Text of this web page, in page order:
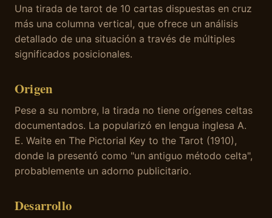
Una tirada de tarot de 10 cartas dispuestas en cruz
más una columna vertical, que ofrece un análisis
detallado de una situación a través de múltiples
significados posicionales.
Origen
Pese a su nombre, la tirada no tiene orígenes celtas
documentados. La popularizó en lengua inglesa A.
E. Waite en The Pictorial Key to the Tarot (1910),
donde la presentó como "un antiguo método celta",
probablemente un adorno publicitario.
Desarrollo